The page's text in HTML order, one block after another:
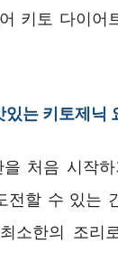
키토 다이어
있는 키토제닉
을 처음 시작
전할 수 있는
소한의 조리